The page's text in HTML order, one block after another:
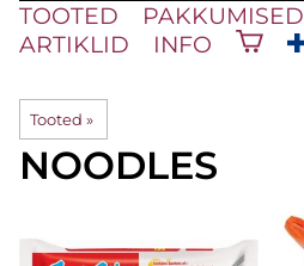
TOOTED PAKKUMISED
ARTIKLID
INFO
Tooted ‪»
NOODLES